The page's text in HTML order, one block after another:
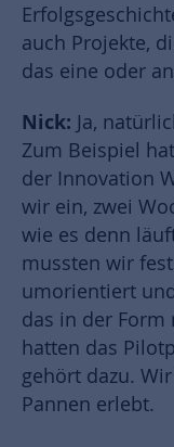
auch Projekte,
das eine oder
Nick: Ja,
Zum Beispiel
der Innovation
wir ein, zwei
wie es denn
mussten wir
umorientiert
das in der
hatten das
gehört dazu.
Pannen erlebt.